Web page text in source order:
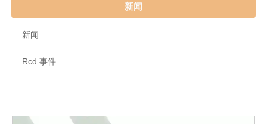
新闻
新闻
Rcd 事件